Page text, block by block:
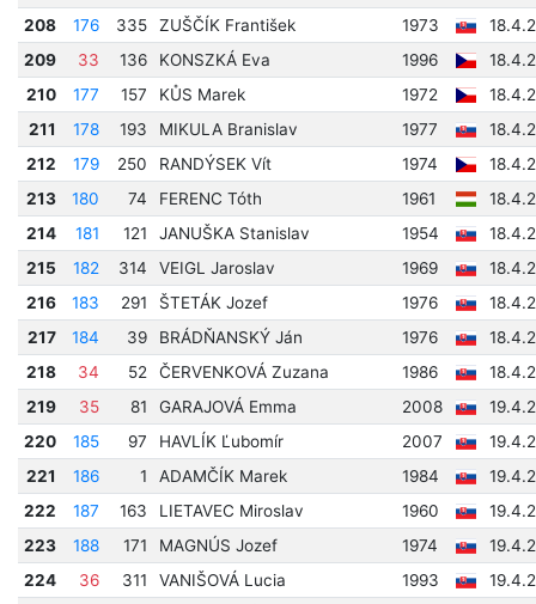
208 176 335 ZUŠČÍK František 1973
209
33 136 KONSZKÁ Eva 1996
210
177 157 KŮS Marek 1972
211
178 193 MIKULA Branislav 1977
212
179 250 RANDÝSEK Vít 1974
213
180 74 FERENC Tóth 1961
214
181 121 JANUŠKA Stanislav 1954
215
182 314 VEIGL Jaroslav 1969
216
183 291 ŠTETÁK Jozef 1976
217
184 39 BRÁDŇANSKÝ Ján 1976
218
34 52 ČERVENKOVÁ Zuzana 1986
219
35 81 GARAJOVÁ Emma 2008
220
185 97 HAVLÍK Ľubomír 2007
221
186 1 ADAMČÍK Marek 1984
222
187 163 LIETAVEC Miroslav 1960
223
188 171 MAGNÚS Jozef 1974
224
36 311 VANIŠOVÁ Lucia 1993